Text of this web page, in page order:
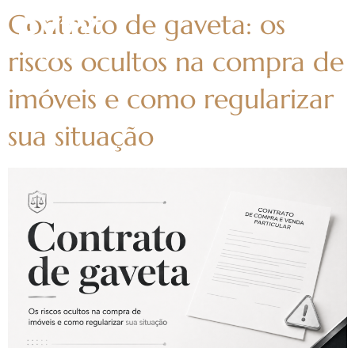
Contrato de gaveta: os
riscos ocultos na compra de
imóveis e como regularizar
sua situação